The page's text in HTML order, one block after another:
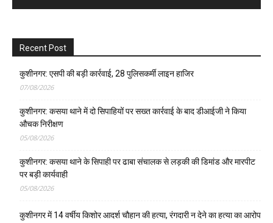
Recent Post
कुशीनगर: एसपी की बड़ी कार्रवाई, 28 पुलिसकर्मी लाइन हाजिर
07/08/2026
कुशीनगर: कसया थाने में दो सिपाहियों पर सख्त कार्रवाई के बाद डीआईजी ने किया
औचक निरीक्षण
05/08/2026
कुशीनगर: कसया थाने के सिपाही पर ढाबा संचालक से लड़की की डिमांड और मारपीट
पर बड़ी कार्यवाही
05/08/2026
कुशीनगर में 14 वर्षीय किशोर आदर्श चौहान की हत्या, रंगदारी न देने का हत्या का आरोप